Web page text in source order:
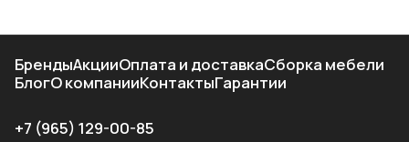
БрендыАкцииОплата и доставкаСборка мебели
БлогО компанииКонтактыГарантии
+7 (965) 129-00-85